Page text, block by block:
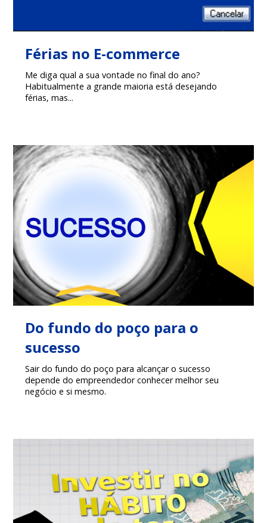
Férias no E-commerce
Me diga qual a sua vontade no final do ano?
Habitualmente a grande maioria está desejando
férias, mas...
Do fundo do poço para o
sucesso
Sair do fundo do poço para alcançar o sucesso
depende do empreendedor conhecer melhor seu
negócio e si mesmo.